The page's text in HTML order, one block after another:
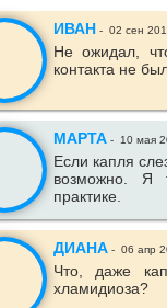
ИВАН - 02 сен
Не ожидал,
контакта не
МАРТА - 10 мая
Если капля
возможно. Я
практике.
ДИАНА - 06 апр
Что, даже
хламидиоза?